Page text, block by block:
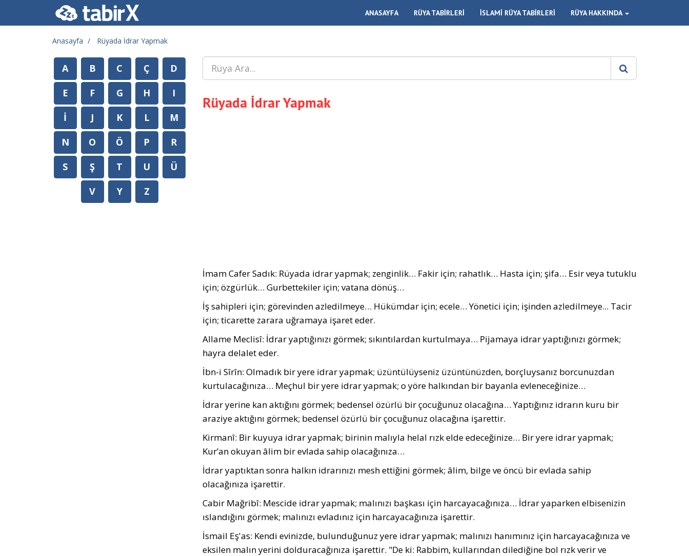
ANASAYFA RÜYA TABİRLERİ İSLAMİ RÜYA TABİRLERİ RÜYA HAKKINDA
Anasayfa Rüyada İdrar Yapmak
Rüyada İdrar Yapmak
İmam Cafer Sadık: Rüyada idrar yapmak; zenginlik… Fakir için; rahatlık… Hasta için; şifa… Esir veya tutuklu
için; özgürlük… Gurbettekiler için; vatana dönüş…
İş sahipleri için; görevinden azledilmeye… Hükümdar için; ecele… Yönetici için; işinden azledilmeye... Tacir
için; ticarette zarara uğramaya işaret eder.
Allame Meclisî: İdrar yaptığınızı görmek; sıkıntılardan kurtulmaya… Pijamaya idrar yaptığınızı görmek;
hayra delalet eder.
İbn-i Sîrîn: Olmadık bir yere idrar yapmak; üzüntülüyseniz üzüntünüzden, borçluysanız borcunuzdan
kurtulacağınıza… Meçhul bir yere idrar yapmak; o yöre halkından bir bayanla evleneceğinize…
İdrar yerine kan aktığını görmek; bedensel özürlü bir çocuğunuz olacağına… Yaptığınız idrarın kuru bir
araziye aktığını görmek; bedensel özürlü bir çocuğunuz olacağına işarettir.
Kirmanî: Bir kuyuya idrar yapmak; birinin malıyla helal rızk elde edeceğinize… Bir yere idrar yapmak;
Kur’an okuyan âlim bir evlada sahip olacağınıza…
İdrar yaptıktan sonra halkın idrarınızı mesh ettiğini görmek; âlim, bilge ve öncü bir evlada sahip
olacağınıza işarettir.
Cabir Mağribî: Mescide idrar yapmak; malınızı başkası için harcayacağınıza… İdrar yaparken elbisenizin
ıslandığını görmek; malınızı evladınız için harcayacağınıza işarettir.
İsmail Eş'as: Kendi evinizde, bulunduğunuz yere idrar yapmak; malınızı hanımınız için harcayacağınıza ve
eksilen malın yerini dolduracağınıza işarettir. "De ki: Rabbim, kullarından dilediğine bol rızk verir ve
A B C Ç
D
E
F G H
I
İ
J K L
M
N
O Ö P
R
S
Ş T U
Ü
V
Y Z